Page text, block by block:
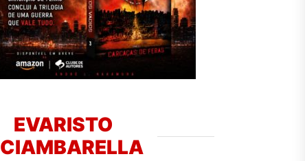
EVARISTO
CIAMBARELLA